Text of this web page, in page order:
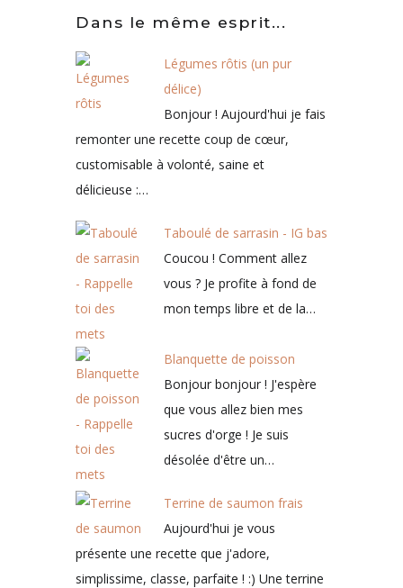
Dans le même esprit...
Légumes rôtis (un pur
délice)
Bonjour ! Aujourd'hui je fais
remonter une recette coup de cœur,
customisable à volonté, saine et
délicieuse :…
Taboulé de sarrasin - IG bas
Coucou ! Comment allez
vous ? Je profite à fond de
mon temps libre et de la…
Blanquette de poisson
Bonjour bonjour ! J'espère
que vous allez bien mes
sucres d'orge ! Je suis
désolée d'être un…
Terrine de saumon frais
Aujourd'hui je vous
présente une recette que j'adore,
simplissime, classe, parfaite ! :) Une terrine